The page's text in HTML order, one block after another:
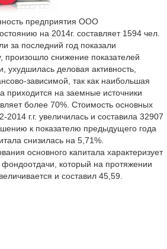
предприятия ООО
на 2014г. составляет 1594 чел.
за последний год показали
произошло снижение показателей
ухудшилась деловая активность,
зависимой, так как наибольшая
приходится на заемные источники
более 70%. Стоимость основных
2014 г.г. увеличилась и составила 32907
к показателю предыдущего года
снизилась на 5,71%.
основного капитала характеризует
фондоотдачи, который на протяжении
и составил 45,59.